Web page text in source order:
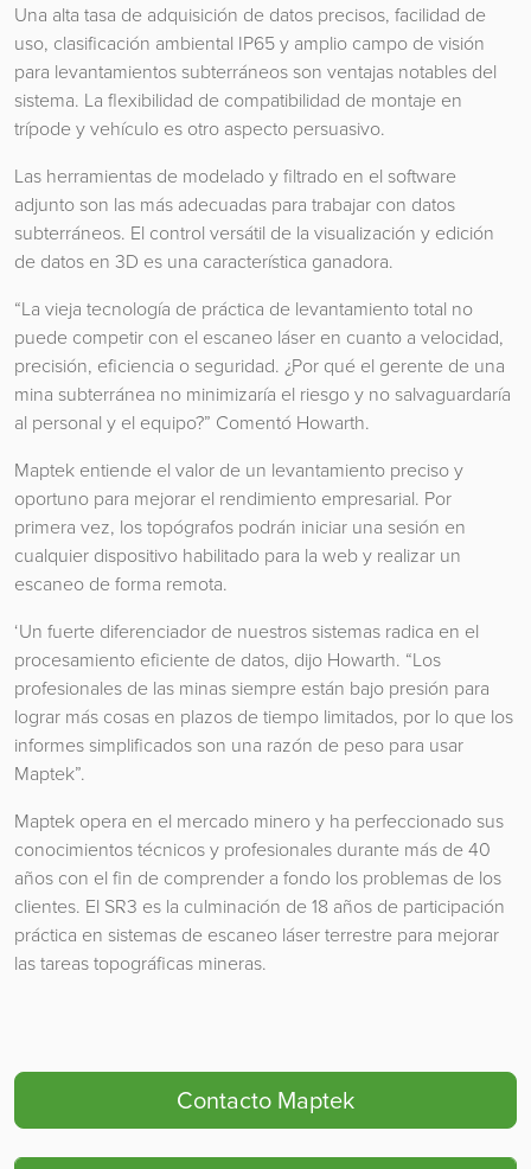
Una alta tasa de adquisición de datos precisos, facilidad de
uso, clasificación ambiental IP65 y amplio campo de visión
para levantamientos subterráneos son ventajas notables del
sistema. La flexibilidad de compatibilidad de montaje en
trípode y vehículo es otro aspecto persuasivo.
Las herramientas de modelado y filtrado en el software
adjunto son las más adecuadas para trabajar con datos
subterráneos. El control versátil de la visualización y edición
de datos en 3D es una característica ganadora.
“La vieja tecnología de práctica de levantamiento total no
puede competir con el escaneo láser en cuanto a velocidad,
precisión, eficiencia o seguridad. ¿Por qué el gerente de una
mina subterránea no minimizaría el riesgo y no salvaguardaría
al personal y el equipo?” Comentó Howarth.
Maptek entiende el valor de un levantamiento preciso y
oportuno para mejorar el rendimiento empresarial. Por
primera vez, los topógrafos podrán iniciar una sesión en
cualquier dispositivo habilitado para la web y realizar un
escaneo de forma remota.
‘Un fuerte diferenciador de nuestros sistemas radica en el
procesamiento eficiente de datos, dijo Howarth. “Los
profesionales de las minas siempre están bajo presión para
lograr más cosas en plazos de tiempo limitados, por lo que los
informes simplificados son una razón de peso para usar
Maptek”.
Maptek opera en el mercado minero y ha perfeccionado sus
conocimientos técnicos y profesionales durante más de 40
años con el fin de comprender a fondo los problemas de los
clientes. El SR3 es la culminación de 18 años de participación
práctica en sistemas de escaneo láser terrestre para mejorar
las tareas topográficas mineras.
Contacto Maptek